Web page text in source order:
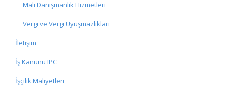
Mali Danışmanlık Hizmetleri
Vergi ve Vergi Uyuşmazlıkları
İletişim
İş Kanunu IPC
İşçilik Maliyetleri